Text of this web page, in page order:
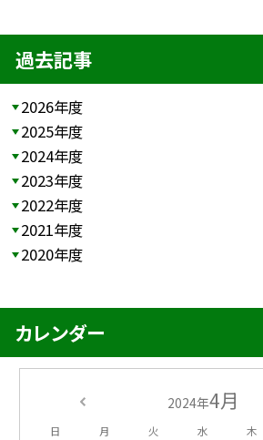
過去記事
2026年度
2025年度
2024年度
2023年度
2022年度
2021年度
2020年度
カレンダー
2024年4月
日 月 火 水 木